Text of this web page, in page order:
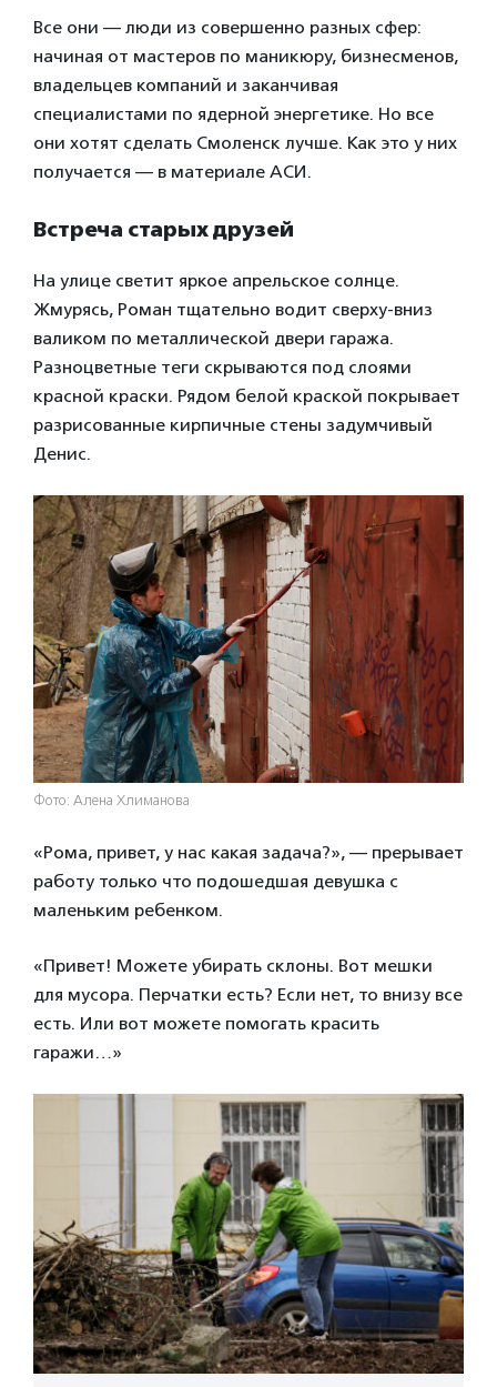
Все они — люди из совершенно разных сфер:
начиная от мастеров по маникюру, бизнесменов,
владельцев компаний и заканчивая
специалистами по ядерной энергетике. Но все
они хотят сделать Смоленск лучше. Как это у них
получается — в материале АСИ.
Встреча старых друзей
На улице светит яркое апрельское солнце.
Жмурясь, Роман тщательно водит сверху-вниз
валиком по металлической двери гаража.
Разноцветные теги скрываются под слоями
красной краски. Рядом белой краской покрывает
разрисованные кирпичные стены задумчивый
Денис.
Фото: Алена Хлиманова
«Рома, привет, у нас какая задача?», — прерывает
работу только что подошедшая девушка с
маленьким ребенком.
«Привет! Можете убирать склоны. Вот мешки
для мусора. Перчатки есть? Если нет, то внизу все
есть. Или вот можете помогать красить
гаражи…»